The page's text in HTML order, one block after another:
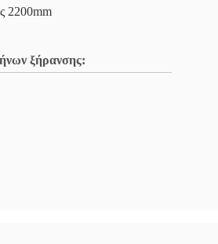
2200mm
ξήρανσης: